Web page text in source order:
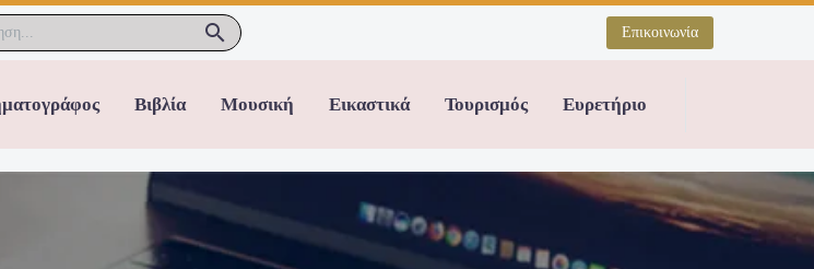
Επικοινωνία
Βιβλία Μουσική Εικαστικά Τουρισμός Ευρετήριο